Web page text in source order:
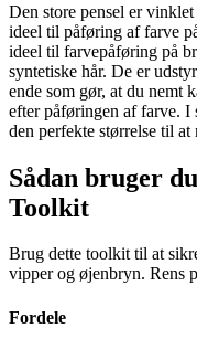
Den store pensel er
ideel til påføring af farve
ideel til farvepåføring på
syntetiske hår. De er
ende som gør, at du nemt
efter påføringen af farve. I
den perfekte størrelse til at
Sådan bruger
Toolkit
Brug dette toolkit til at
vipper og øjenbryn. Rens
Fordele